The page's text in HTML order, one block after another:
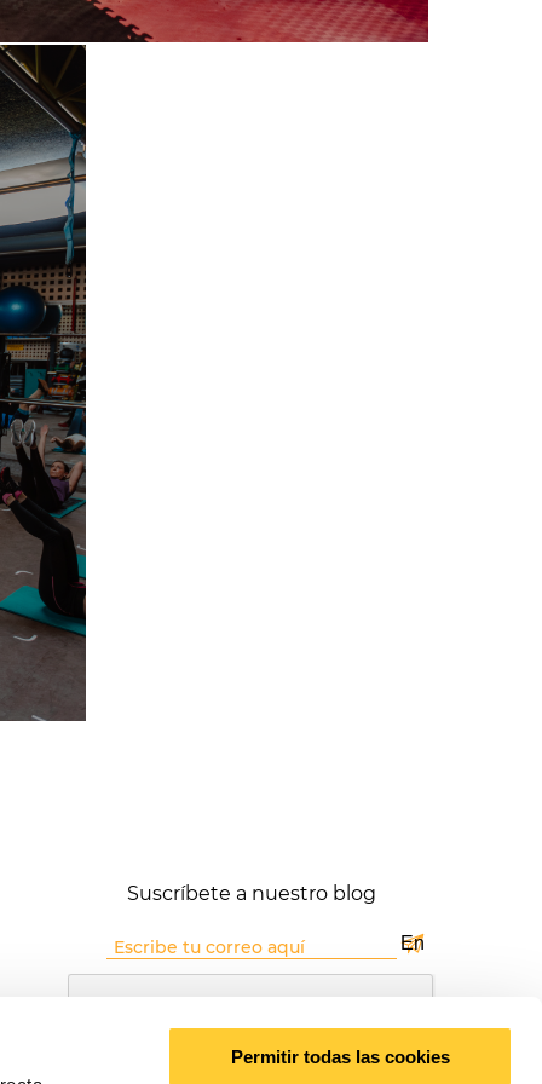
Permitir todas las cookies
Suscríbete a nuestro blog